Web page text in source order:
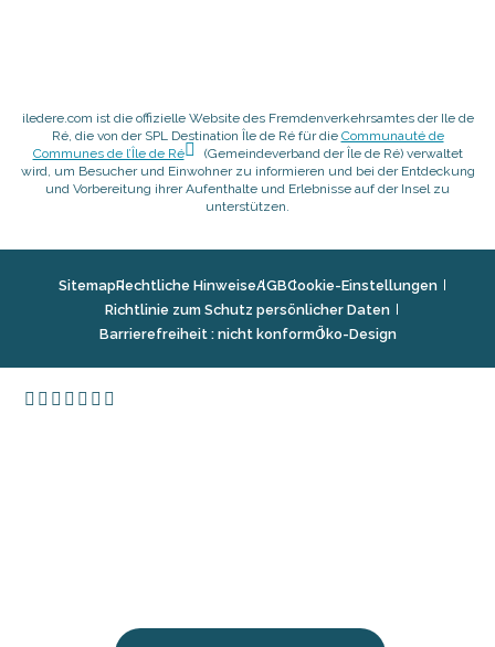
iledere.com ist die offizielle Website des Fremdenverkehrsamtes der Ile de
Ré, die von der SPL Destination Île de Ré für die Communauté de
Communes de l’Île de Ré
(Gemeindeverband der Île de Ré) verwaltet
wird, um Besucher und Einwohner zu informieren und bei der Entdeckung
und Vorbereitung ihrer Aufenthalte und Erlebnisse auf der Insel zu
unterstützen.
SitemapRechtliche HinweiseAGBCookie-Einstellungen
Richtlinie zum Schutz persönlicher Daten
Barrierefreiheit : nicht konformÖko-Design